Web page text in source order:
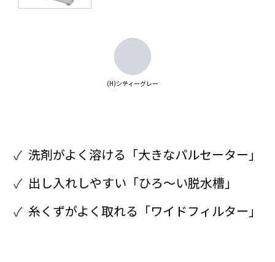
(H)シティーグレー
洗剤がよく溶ける「大きなパルセーター」
出し入れしやすい「ひろ〜い脱水槽」
糸くずがよく取れる「ワイドフィルター」